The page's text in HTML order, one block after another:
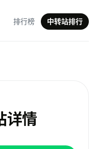
排行榜 中转站排行
详情